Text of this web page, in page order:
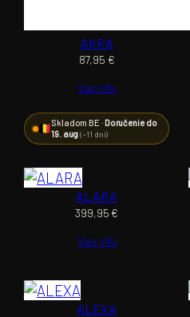
AKRA
87,95 €
Viac info
Skladom BE · Doručenie do
19. aug(~11 dní)
ALARA
399,95 €
Viac info
ALEXA